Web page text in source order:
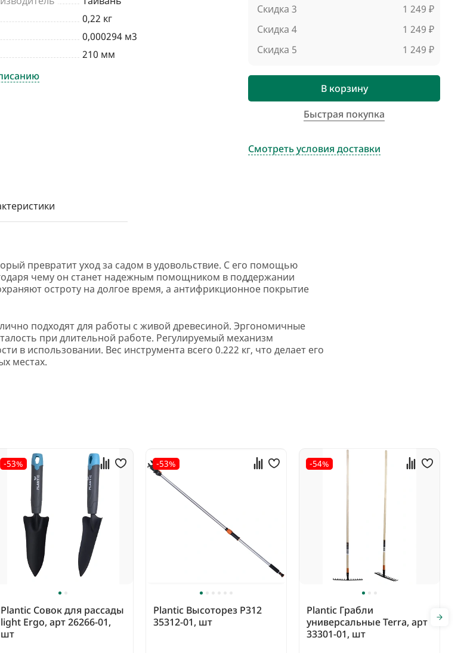
0,22 кг
0,000294 м3
210 мм
Скидка 3
1 249 ₽
Скидка 4
1 249 ₽
Скидка 5
1 249 ₽
В корзину
Быстрая покупка
Смотреть условия доставки
превратит уход за садом в удовольствие. С его помощью
чему он станет надежным помощником в поддержании
остроту на долгое время, а антифрикционное покрытие
подходят для работы с живой древесиной. Эргономичные
при длительной работе. Регулируемый механизм
в использовании. Вес инструмента всего 0.222 кг, что делает его
местах.
-53%
Plantic Совок для рассады
light Ergo, арт 26266-01,
шт
-53%
Plantic Высоторез P312
35312-01, шт
-54%
Plantic Грабли
универсальные Terra, арт
33301-01, шт